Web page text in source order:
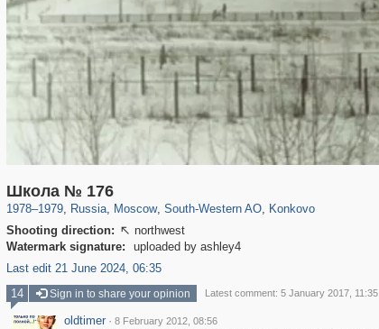
Школа № 176
1978–1979, Russia
1,406,849
, Moscow
319,861
, South-Western AO, Konkovo
Shooting direction:  northwest
Watermark signature:
uploaded by ashley4
Last edit 21 June 2024, 06:35
14 Sign in to share your opinion Latest comment: 5 January 2017, 11:35
oldtimer · 8 February 2012, 08:56